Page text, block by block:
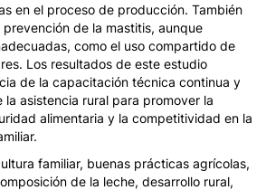
en el proceso de producción. También
de la mastitis, aunque
como el uso compartido de
Los resultados de este estudio
de la capacitación técnica continua y
asistencia rural para promover la
alimentaria y la competitividad en la
familiar, buenas prácticas agrícolas,
de la leche, desarrollo rural,